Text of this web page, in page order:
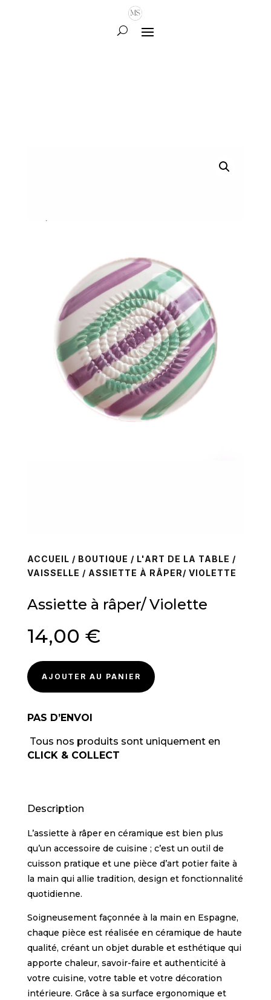
ACCUEIL / BOUTIQUE / L'ART DE LA TABLE /
VAISSELLE / ASSIETTE À RÂPER/ VIOLETTE
Assiette à râper/ Violette
14,00 €
AJOUTER AU PANIER
PAS D’ENVOI
Tous nos produits sont uniquement en
CLICK & COLLECT
Description
L’assiette à râper en céramique est bien plus
qu’un accessoire de cuisine ; c’est un outil de
cuisson pratique et une pièce d’art potier faite à
la main qui allie tradition, design et fonctionnalité
quotidienne.
Soigneusement façonnée à la main en Espagne,
chaque pièce est réalisée en céramique de haute
qualité, créant un objet durable et esthétique qui
apporte chaleur, savoir-faire et authenticité à
votre cuisine, votre table et votre décoration
intérieure. Grâce à sa surface ergonomique et